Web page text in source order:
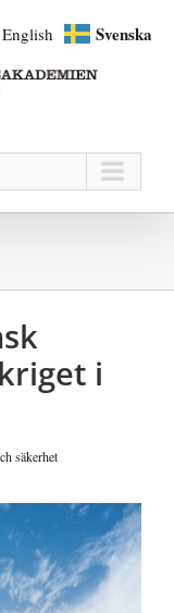
i
säkerhet
English Svenska